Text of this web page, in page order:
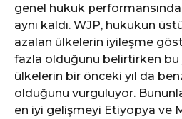
genel hukuk
aynı kaldı. WJP, hukukun
azalan ülkelerin iyileşme
fazla olduğunu belirtirken bu
ülkelerin bir önceki yıl da
olduğunu vurguluyor.
en iyi gelişmeyi Etiyopya ve